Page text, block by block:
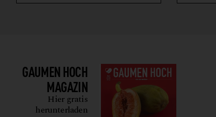
GAUMEN HOCH
MAGAZIN
Hier gratis
herunterladen